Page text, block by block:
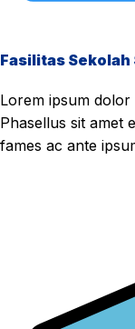
Fasilitas
Lorem ipsum dolor
Phasellus sit amet
fames ac ante